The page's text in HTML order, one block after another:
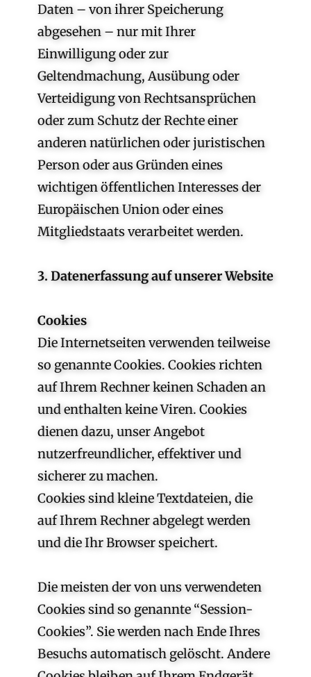
Daten – von ihrer Speicherung
abgesehen – nur mit Ihrer
Einwilligung oder zur
Geltendmachung, Ausübung oder
Verteidigung von Rechtsansprüchen
oder zum Schutz der Rechte einer
anderen natürlichen oder juristischen
Person oder aus Gründen eines
wichtigen öffentlichen Interesses der
Europäischen Union oder eines
Mitgliedstaats verarbeitet werden.
3. Datenerfassung auf unserer Website
Cookies
Die Internetseiten verwenden teilweise
so genannte Cookies. Cookies richten
auf Ihrem Rechner keinen Schaden an
und enthalten keine Viren. Cookies
dienen dazu, unser Angebot
nutzerfreundlicher, effektiver und
sicherer zu machen.
Cookies sind kleine Textdateien, die
auf Ihrem Rechner abgelegt werden
und die Ihr Browser speichert.
Die meisten der von uns verwendeten
Cookies sind so genannte “Session-
Cookies”. Sie werden nach Ende Ihres
Besuchs automatisch gelöscht. Andere